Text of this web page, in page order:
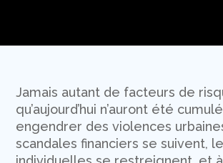
Jamais autant de facteurs de
qu’aujourd’hui n’auront été
engendrer des violences
scandales financiers se suivent,